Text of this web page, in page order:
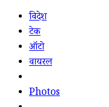
विदेश
टेक
ऑटो
वायरल
Photos